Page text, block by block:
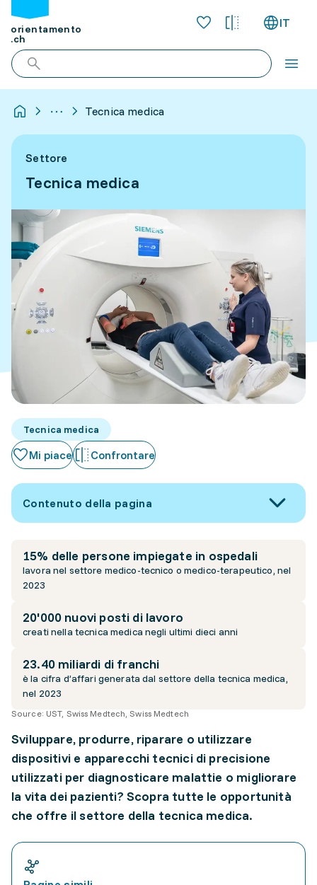
orientamento
.ch
IT
Tecnica medica
Settore
Tecnica medica
Tecnica medica
Mi piace Confrontare
Contenuto della pagina
15% delle persone impiegate in ospedali
lavora nel settore medico-tecnico o medico-terapeutico, nel
2023
20'000 nuovi posti di lavoro
creati nella tecnica medica negli ultimi dieci anni
23.40 miliardi di franchi
è la cifra d’affari generata dal settore della tecnica medica,
nel 2023
Source: UST, Swiss Medtech, Swiss Medtech
Sviluppare, produrre, riparare o utilizzare
dispositivi e apparecchi tecnici di precisione
utilizzati per diagnosticare malattie o migliorare
la vita dei pazienti? Scopra tutte le opportunità
che offre il settore della tecnica medica.